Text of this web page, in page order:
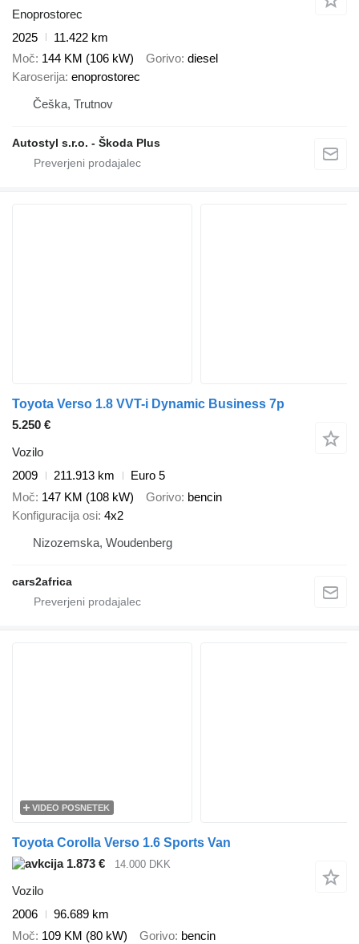
Enoprostorec
2025
11.422 km
Moč 144 KM (106 kW) Gorivo diesel
Karoserija enoprostorec
Češka, Trutnov
Autostyl s.r.o. - Škoda Plus
Toyota Verso 1.8 VVT-i Dynamic Business 7p
5.250 €
Vozilo
2009
211.913 km
Euro 5
Moč 147 KM (108 kW) Gorivo bencin
Konfiguracija osi 4x2
Nizozemska, Woudenberg
cars2africa
VIDEO POSNETEK
Toyota Corolla Verso 1.6 Sports Van
1.873 €
14.000 DKK
Vozilo
2006
96.689 km
Moč 109 KM (80 kW) Gorivo bencin